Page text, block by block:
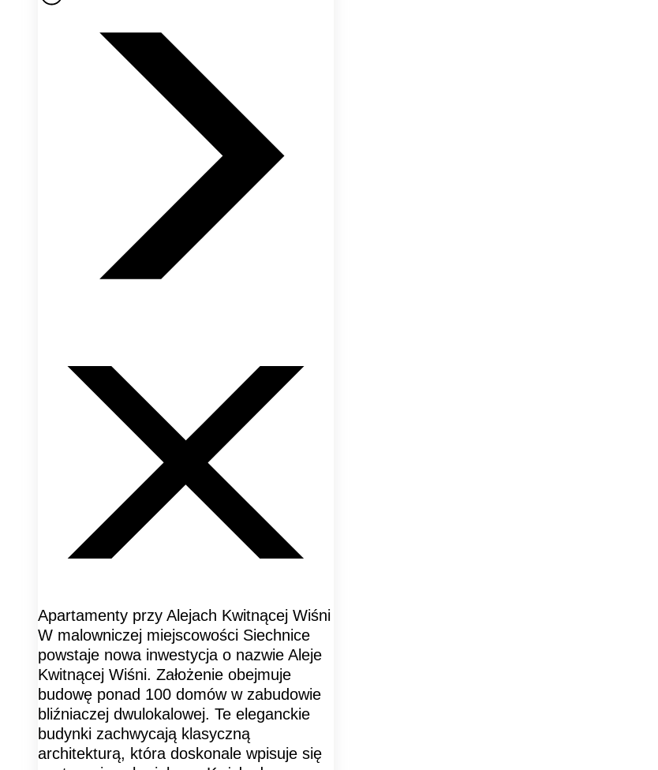
Apartamenty przy Alejach Kwitnącej Wiśni
W malowniczej miejscowości Siechnice
powstaje nowa inwestycja o nazwie Aleje
Kwitnącej Wiśni. Założenie obejmuje
budowę ponad 100 domów w zabudowie
bliźniaczej dwulokalowej. Te eleganckie
budynki zachwycają klasyczną
architekturą, która doskonale wpisuje się